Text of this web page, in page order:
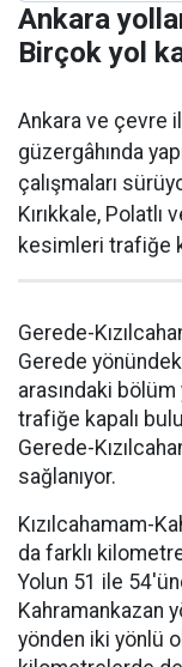
Ankara
Birçok yol
Ankara ve çevre
güzergâhında
çalışmaları
Kırıkkale, Polatlı
kesimleri trafiğe
Gerede-
Gerede
arasındaki bölüm
trafiğe kapalı
Gerede-
sağlanıyor.
Kızılcahamam-
da farklı
Yolun 51 ile
Kahramankazan
yönden iki yönlü